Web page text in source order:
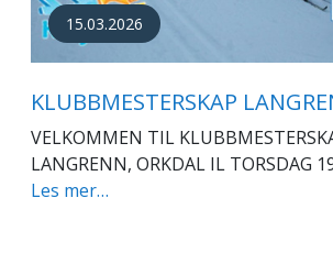
15.03.2026
KLUBBMESTERSKAP
VELKOMMEN TIL
LANGRENN, ORKDAL IL TORSDAG
Les mer…